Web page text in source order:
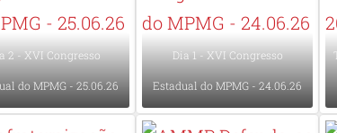
2 - XVI Congresso
do MPMG - 25.06.26
Dia 1 - XVI Congresso
Estadual do MPMG - 24.06.26